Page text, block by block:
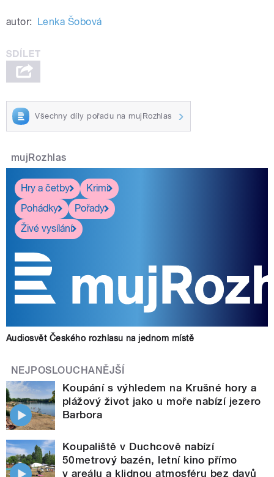
autor: Lenka Šobová
Všechny díly pořadu na mujRozhlas
mujRozhlas
Hry a četby
Krimi
Pohádky
Pořady
Živé vysílání
Audiosvět Českého rozhlasu na jednom místě
NEJPOSLOUCHANĚJŠÍ
Koupání s výhledem na Krušné hory a
plážový život jako u moře nabízí jezero
Barbora
Koupaliště v Duchcově nabízí
50metrový bazén, letní kino přímo
v areálu a klidnou atmosféru bez davů